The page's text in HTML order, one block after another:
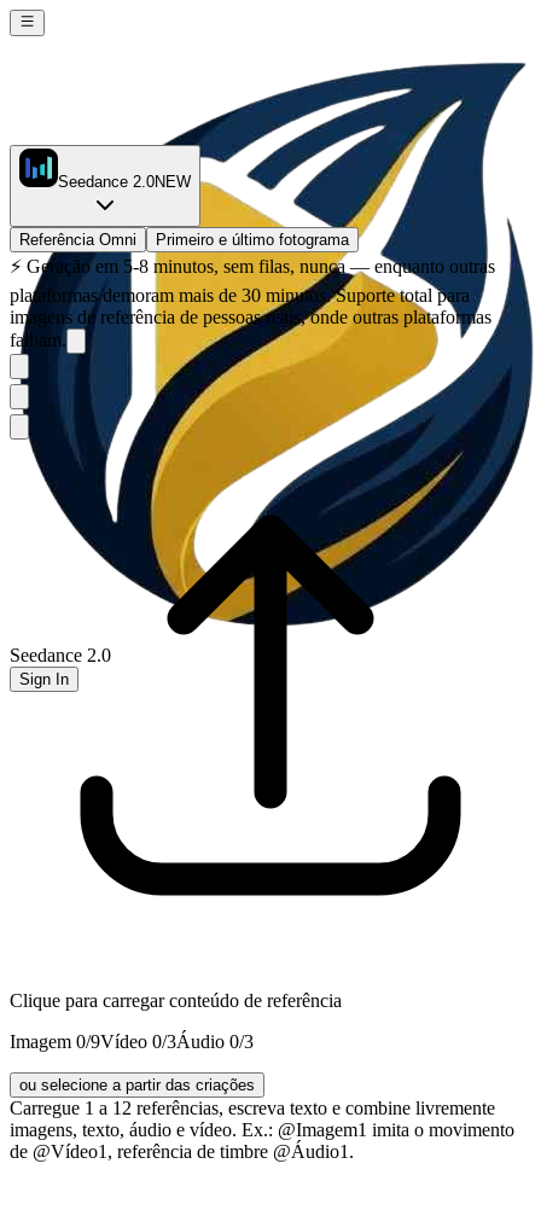
Seedance 2.0
Sign In
Seedance 2.0NEW
Referência Omni Primeiro e último fotograma
⚡ Geração em 5-8 minutos, sem filas, nunca — enquanto outras
plataformas demoram mais de 30 minutos. Suporte total para
imagens de referência de pessoas reais, onde outras plataformas
falham.
Clique para carregar conteúdo de referência
Imagem 0/9Vídeo 0/3Áudio 0/3
ou selecione a partir das criações
Carregue 1 a 12 referências, escreva texto e combine livremente
imagens, texto, áudio e vídeo. Ex.: @Imagem1 imita o movimento
de @Vídeo1, referência de timbre @Áudio1.